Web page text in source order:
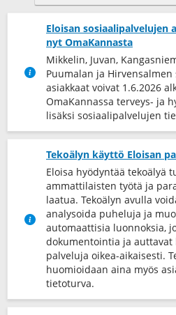
Eloisan
nyt OmaKannasta
Mikkelin, Juvan,
Puumalan ja
asiakkaat voivat 1.6.2026
OmaKannassa terveys-​ ja
lisäksi sosiaalipalvelujen
Tekoälyn käyttö Eloisan
Eloisa hyödyntää tekoälyä
ammattilaisten työtä ja
laatua. Tekoälyn avulla
analysoida puheluja ja
automaattisia luonnoksia,
dokumentointia ja auttavat
palveluja oikea-​aikaisesti.
huomioidaan aina myös
tietoturva.